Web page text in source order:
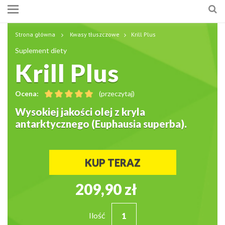
Strona główna Kwasy tłuszczowe Krill Plus
Suplement diety
Krill Plus
Ocena: (przeczytaj)
Wysokiej jakości olej z kryla
antarktycznego (Euphausia superba).
KUP TERAZ
209,90 zł
Ilość